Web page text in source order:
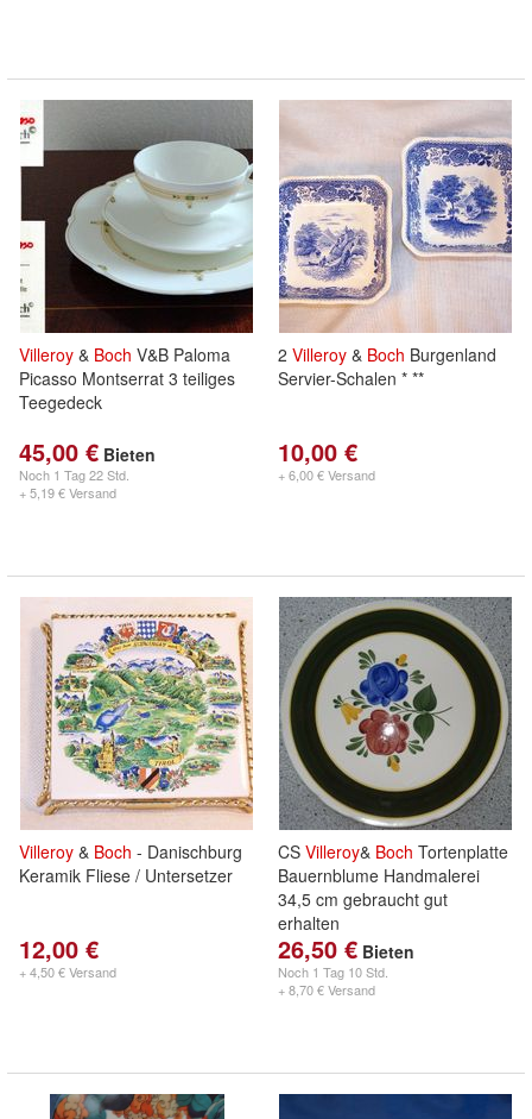
Villeroy & Boch V&B Paloma
Picasso Montserrat 3 teiliges
Teegedeck
45,00 € Bieten
Noch 1 Tag 22 Std.
+ 5,19 € Versand
2 Villeroy & Boch Burgenland
Servier-Schalen * **
10,00 €
+ 6,00 € Versand
Villeroy & Boch - Danischburg
Keramik Fliese / Untersetzer
12,00 €
+ 4,50 € Versand
CS Villeroy& Boch Tortenplatte
Bauernblume Handmalerei
34,5 cm gebraucht gut
erhalten
26,50 € Bieten
Noch 1 Tag 10 Std.
+ 8,70 € Versand